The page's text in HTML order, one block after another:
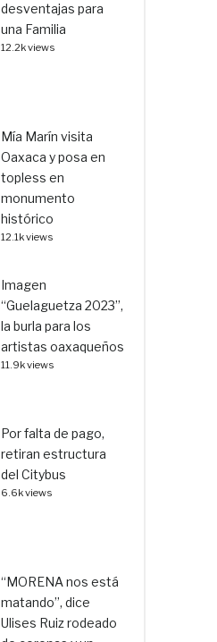
desventajas para
una Familia
12.2k views
Mía Marín visita
Oaxaca y posa en
topless en
monumento
histórico
12.1k views
Imagen
“Guelaguetza 2023”,
la burla para los
artistas oaxaqueños
11.9k views
Por falta de pago,
retiran estructura
del Citybus
6.6k views
“MORENA nos está
matando”, dice
Ulises Ruiz rodeado